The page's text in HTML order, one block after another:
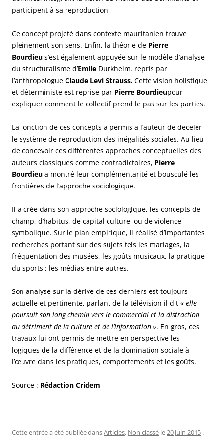
participent à sa reproduction.
Ce concept projeté dans contexte mauritanien trouve
pleinement son sens. Enfin, la théorie de Pierre
Bourdieu s’est également appuyée sur le modèle d’analyse
du structuralisme d’Emile Durkheim, repris par
l’anthropologue Claude Levi Strauss. Cette vision holistique
et déterministe est reprise par Pierre Bourdieupour
expliquer comment le collectif prend le pas sur les parties.
La jonction de ces concepts a permis à l’auteur de déceler
le système de reproduction des inégalités sociales. Au lieu
de concevoir ces différentes approches conceptuelles des
auteurs classiques comme contradictoires, Pierre
Bourdieu a montré leur complémentarité et bousculé les
frontières de l’approche sociologique.
Il a crée dans son approche sociologique, les concepts de
champ, d’habitus, de capital culturel ou de violence
symbolique. Sur le plan empirique, il réalisé d’importantes
recherches portant sur des sujets tels les mariages, la
fréquentation des musées, les goûts musicaux, la pratique
du sports ; les médias entre autres.
Son analyse sur la dérive de ces derniers est toujours
actuelle et pertinente, parlant de la télévision il dit « elle
poursuit son long chemin vers le commercial et la distraction
au détriment de la culture et de l’information ». En gros, ces
travaux lui ont permis de mettre en perspective les
logiques de la différence et de la domination sociale à
l’œuvre dans les pratiques, comportements et les goûts.
Source : Rédaction Cridem
Cette entrée a été publiée dansArticles, Non classé le20 juin 2015 .